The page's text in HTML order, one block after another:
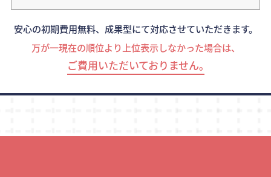
安心の初期費用無料、成果型にて対応させていただきます。
万が一現在の順位より上位表示しなかった場合は、
ご費用いただいておりません｡